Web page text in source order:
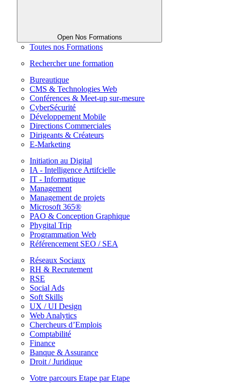
Open Nos Formations
Toutes nos Formations
Rechercher une formation
Bureautique
CMS & Technologies Web
Conférences & Meet-up sur-mesure
CyberSécurité
Développement Mobile
Directions Commerciales
Dirigeants & Créateurs
E-Marketing
Initiation au Digital
IA - Intelligence Artifcielle
IT - Informatique
Management
Management de projets
Microsoft 365®
PAO & Conception Graphique
Phygital Trip
Programmation Web
Référencement SEO / SEA
Réseaux Sociaux
RH & Recrutement
RSE
Social Ads
Soft Skills
UX / UI Design
Web Analytics
Chercheurs d’Emplois
Comptabilité
Finance
Banque & Assurance
Droit / Juridique
Votre parcours Etape par Etape